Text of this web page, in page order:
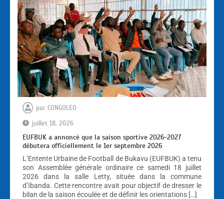
par CONGOLEO
juillet 18, 2026
EUFBUK a annoncé que la saison sportive 2026-2027
débutera officiellement le 1er septembre 2026
L’Entente Urbaine de Football de Bukavu (EUFBUK) a tenu
son Assemblée générale ordinaire ce samedi 18 juillet
2026 dans la salle Letty, située dans la commune
d’Ibanda. Cette rencontre avait pour objectif de dresser le
bilan de la saison écoulée et de définir les orientations […]